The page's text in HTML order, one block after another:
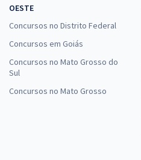
OESTE
Concursos no Distrito Federal
Concursos em Goiás
Concursos no Mato Grosso do
Sul
Concursos no Mato Grosso